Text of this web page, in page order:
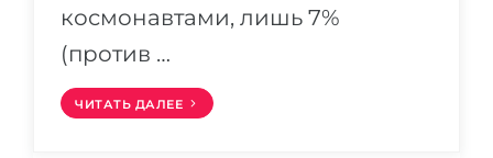
Успех
100%
Украина
Казахстан
Азербайджан
космонавтами, лишь 7%
(против …
ЧИТАТЬ ДАЛЕЕ